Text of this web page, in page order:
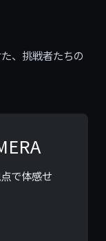
、挑戦者たちの
で体感せ